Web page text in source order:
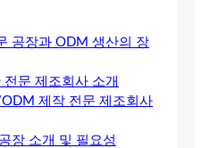
공장과 ODM 생산의 장
문 제조회사 소개
제작 전문 제조회사
장 소개 및 필요성